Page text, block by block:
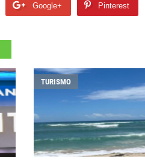
Google+ Pinterest
TURISMO